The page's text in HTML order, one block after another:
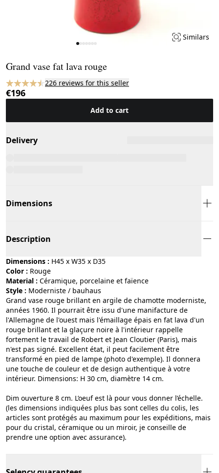
Similars
Grand vase fat lava rouge
226 reviews for this seller
€196
Add to cart
Delivery
Dimensions
Description
Dimensions : H45 x W35 x D35
Color :
rouge
Material :
céramique, porcelaine et faïence
Style :
moderniste / bauhaus
Grand vase rouge brillant en argile de chamotte moderniste,
années 1960. Il pourrait être issu d'une manifacture de
l'Allemagne de l'ouest mais l'émaillage épais en fat lava d'un
rouge brillant et la glaçure noire à l'intérieur rappelle
fortement le travail de Robert et Jean Cloutier (Paris), mais
n'est pas signé. Excellent état, il peut facilement être
transformé en pied de lampe (photo d'exemple). Il donnera
une touche de couleur et de design authentique à votre
intérieur. Dimensions: H 30 cm, diamètre 14 cm.
Dim ouverture 8 cm. L’oeuf est là pour vous donner l’échelle.
(les dimensions indiquées plus bas sont celles du colis, les
articles sont protégés au maximum pour les expéditions, mais
pour du cristal, céramique ou un miroir, je conseille de
prendre une option avec assurance).